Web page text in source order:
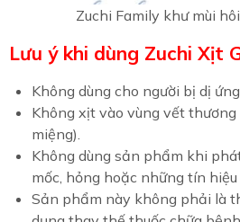
Zuchi Family khư mùi
Lưu ý khi dùng Zuchi Xịt
Không dùng cho người bị dị
Không xịt vào vùng vết thương
miệng).
Không dùng sản phẩm khi
mốc, hỏng hoặc những tín hiệu
Sản phẩm này không phải là